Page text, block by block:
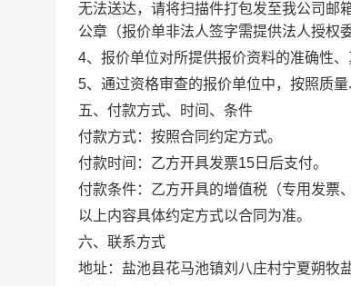
无法送达，请将扫描件打包发至我公司邮
公章（报价单非法人签字需提供法人授权
4、报价单位对所提供报价资料的准确性、
5、通过资格审查的报价单位中，按照质
五、付款方式、时间、条件
付款方式：按照合同约定方式。
付款时间：乙方开具发票15日后支付。
付款条件：乙方开具的增值税（专用发票
以上内容具体约定方式以合同为准。
六、联系方式
地址：盐池县花马池镇刘八庄村宁夏朔牧